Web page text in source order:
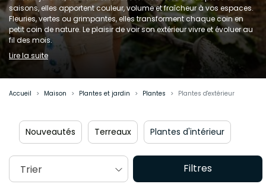
saisons, elles apportent couleur, volume et fraîcheur à vos espaces.
Fleuries, vertes ou grimpantes, elles transforment chaque coin en
petit coin de nature. Le plaisir de voir son extérieur vivre et évoluer au
fil des mois.
Lire la suite
Accueil Maison Plantes et jardin Plantes Plantes d'extérieur
Nouveautés Terreaux Plantes d'intérieur
Filtres
Trier